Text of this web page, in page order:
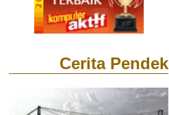
Cerita Pendek